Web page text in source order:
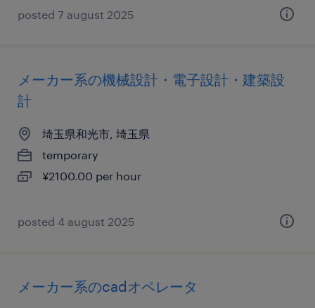
posted 7 august 2025
メーカー系の機械設計・電子設計・建築設
計
埼玉県和光市, 埼玉県
temporary
¥2100.00 per hour
posted 4 august 2025
メーカー系のcadオペレータ